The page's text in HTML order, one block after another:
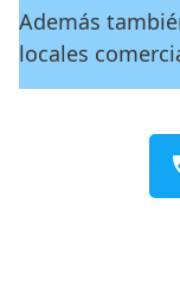
Además
locales